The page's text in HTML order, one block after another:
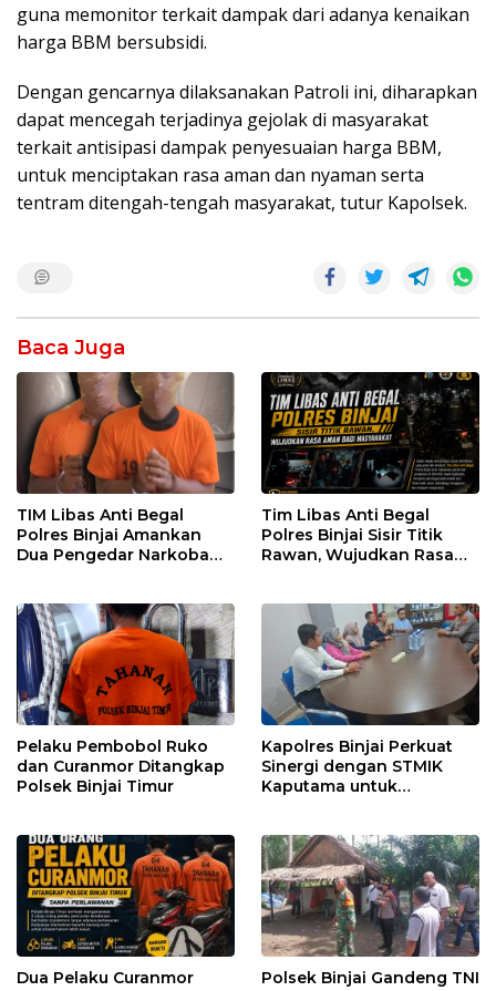
guna memonitor terkait dampak dari adanya kenaikan
harga BBM bersubsidi.
Dengan gencarnya dilaksanakan Patroli ini, diharapkan
dapat mencegah terjadinya gejolak di masyarakat
terkait antisipasi dampak penyesuaian harga BBM,
untuk menciptakan rasa aman dan nyaman serta
tentram ditengah-tengah masyarakat, tutur Kapolsek.
Baca Juga
TIM Libas Anti Begal
Polres Binjai Amankan
Dua Pengedar Narkoba
Tim Libas Anti Begal
Polres Binjai Sisir Titik
Rawan, Wujudkan Rasa
Pelaku Pembobol Ruko
dan Curanmor Ditangkap
Polsek Binjai Timur
Kapolres Binjai Perkuat
Sinergi dengan STMIK
Kaputama untuk
Dua Pelaku Curanmor
Polsek Binjai Gandeng TNI